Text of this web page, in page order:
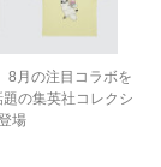
8月の注目コラボを
の集英社コレクシ
場